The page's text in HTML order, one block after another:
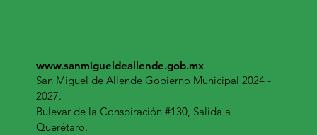
www.sanmigueldeallende.gob.mx
San Miguel de Allende Gobierno Municipal 2024 -
2027.
Bulevar de la Conspiración #130, Salida a
Querétaro.